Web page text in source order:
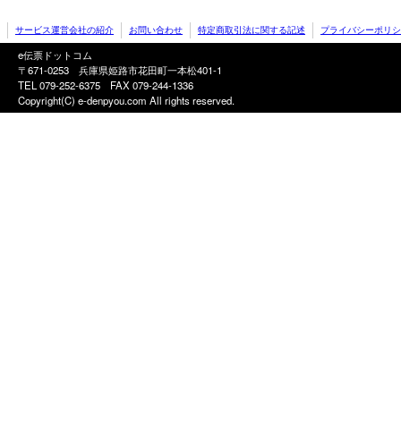
サービス運営会社の紹介 お問い合わせ 特定商取引法に関する記述 プライバシーポリ
e伝票ドットコム
〒671-0253 兵庫県姫路市花田町一本松401-1
TEL 079-252-6375 FAX 079-244-1336
Copyright(C) e-denpyou.com All rights reserved.